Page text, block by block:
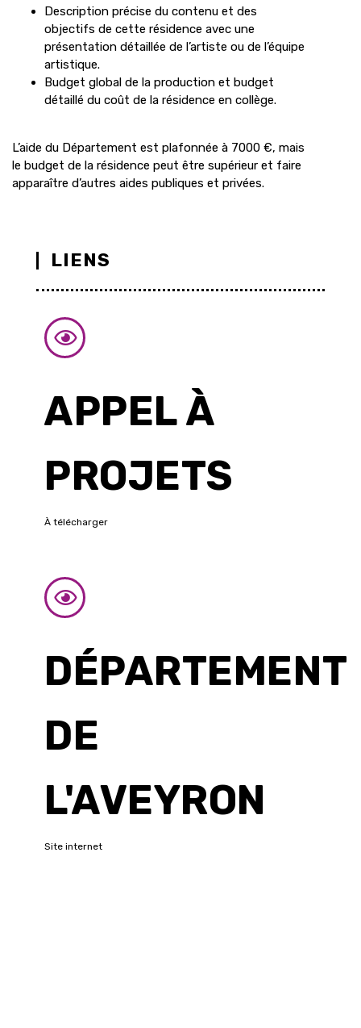
Description précise du contenu et des
objectifs de cette résidence avec une
présentation détaillée de l’artiste ou de l’équipe
artistique.
Budget global de la production et budget
détaillé du coût de la résidence en collège.
L’aide du Département est plafonnée à 7000 €, mais
le budget de la résidence peut être supérieur et faire
apparaître d’autres aides publiques et privées.
LIENS
APPEL À
PROJETS
À télécharger
DÉPARTEMENT
DE
L'AVEYRON
Site internet